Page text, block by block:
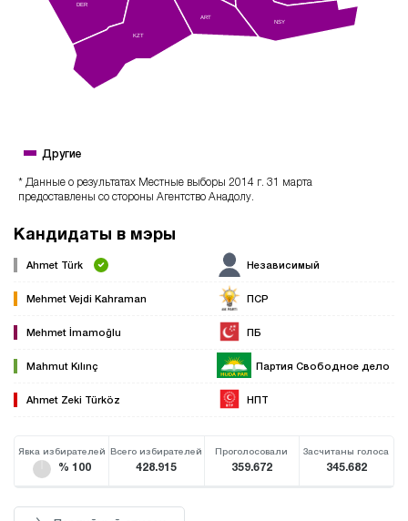
DER
KZT
NSY
ART
Другие
* Данные о результатах Местные выборы 2014 г. 31 марта
предоставлены со стороны Агентство Анадолу.
Кандидаты в мэры
Ahmet Türk Независимый
Mehmet Vejdi Kahraman ПСР
Mehmet İmamoğlu ПБ
Mahmut Kılınç Партия Свободное дело
Ahmet Zeki Türköz НПТ
Явка избирателей
% 100
Всего избирателей
428.915
Проголосовали
359.672
Засчитаны голоса
345.682